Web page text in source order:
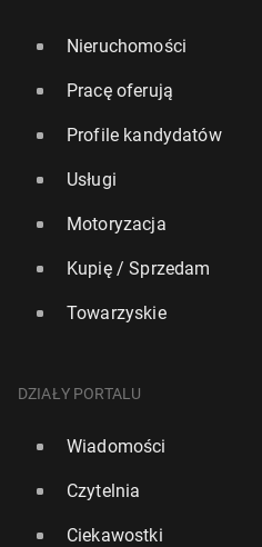
Nieruchomości
Pracę oferują
Profile kandydatów
Usługi
Motoryzacja
Kupię / Sprzedam
Towarzyskie
DZIAŁY PORTALU
Wiadomości
Czytelnia
Ciekawostki